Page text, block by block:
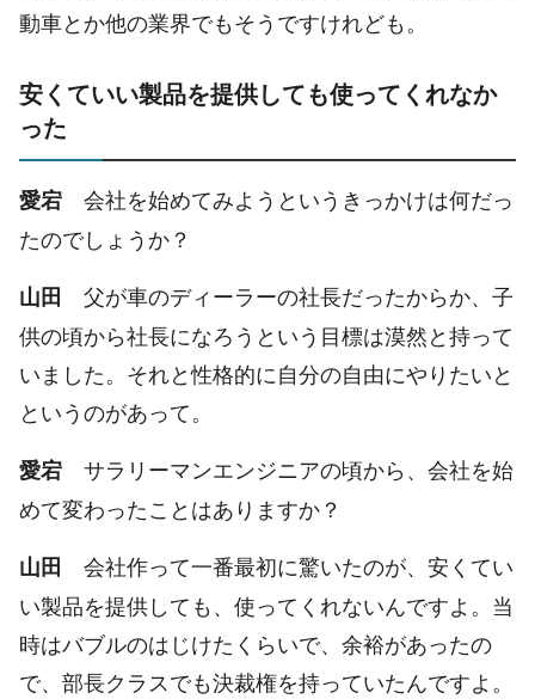
動車とか他の業界でもそうですけれども。
安くていい製品を提供しても使ってくれなか
った
愛宕 会社を始めてみようというきっかけは何だっ
たのでしょうか？
山田 父が車のディーラーの社長だったからか、子
供の頃から社長になろうという目標は漠然と持って
いました。それと性格的に自分の自由にやりたいと
というのがあって。
愛宕 サラリーマンエンジニアの頃から、会社を始
めて変わったことはありますか？
山田 会社作って一番最初に驚いたのが、安くてい
い製品を提供しても、使ってくれないんですよ。当
時はバブルのはじけたくらいで、余裕があったの
で、部長クラスでも決裁権を持っていたんですよ。